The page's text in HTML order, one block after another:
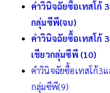
คำวินิจฉัยซื้อเทสโก้
กลุ่มซีพี(จบ)
คำวินิจฉัยซื้อเทสโก้
เขียวกลุ่มซีพี (10)
คำวินิจฉัยซื้อเทสโก้3
กลุ่มซีพี(9)